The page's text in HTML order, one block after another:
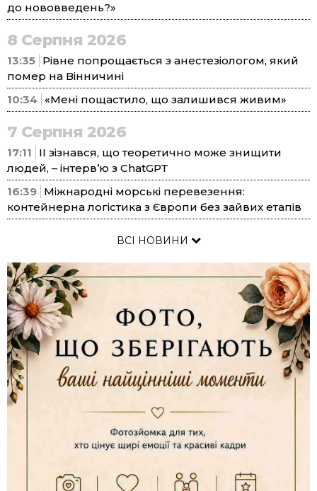
до нововведень?»
8 Серпня 2026
13:35 Рівне попрощається з анестезіологом, який
помер на Вінничині
10:34
«Мені пощастило, що залишився живим»
7 Серпня 2026
17:11
ІІ зізнався, що теоретично може знищити
людей, – інтерв’ю з ChatGPT
16:39 Міжнародні морські перевезення:
контейнерна логістика з Європи без зайвих етапів
ВСІ НОВИНИ